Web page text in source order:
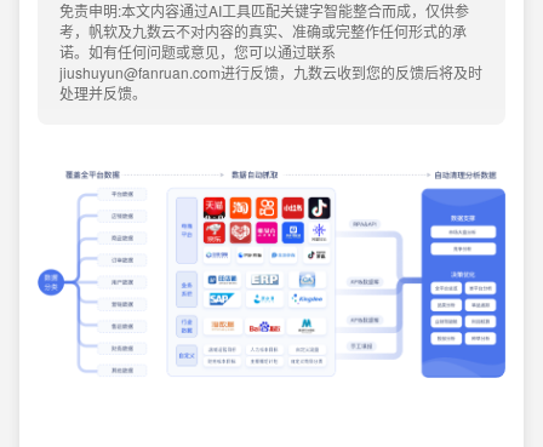
免责申明:本文内容通过AI工具匹配关键字智能整合而成，仅供参
考，帆软及九数云不对内容的真实、准确或完整作任何形式的承
诺。如有任何问题或意见，您可以通过联系
jiushuyun@fanruan.com进行反馈，九数云收到您的反馈后将及时
处理并反馈。